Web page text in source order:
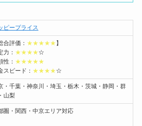
ピープライス
合評価： ★★★★★】
力： ★★★★☆
性： ★★★★★
スピード： ★★★★☆
・千葉・神奈川・埼玉・栃木・茨城・静岡・群
山梨
圏・関西・中京エリア対応